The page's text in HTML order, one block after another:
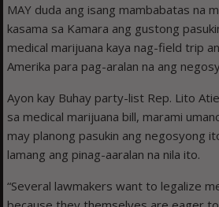
MAY duda ang isang mambabatas na
kasama sa Kamara ang gustong
medical marijuana kaya nag-field trip
Amerika para pag-aralan na ang
Ayon kay Buhay party-list Rep. Lito
sa medical marijuana bill, marami
may planong pasukin ang negosyong
lamang ang pinag-aaralan na nila ito.
“Several lawmakers want to legalize